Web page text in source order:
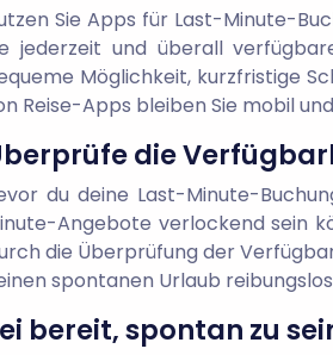
Sie Apps für Last-Minute-
jederzeit und überall
Möglichkeit, kurzfristige
Reise-Apps bleiben Sie mobil
die
du deine Last-Minute-
Angebote verlockend sein
die Überprüfung der
spontanen Urlaub
bereit, spontan zu